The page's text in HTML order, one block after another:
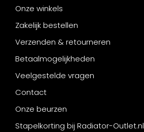
Onze winkels
Zakelijk bestellen
Verzenden & retourneren
Betaalmogelijkheden
Veelgestelde vragen
Contact
Onze beurzen
Stapelkorting bij Radiator-Outlet.nl